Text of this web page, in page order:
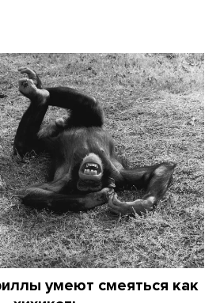
умеют смеяться как